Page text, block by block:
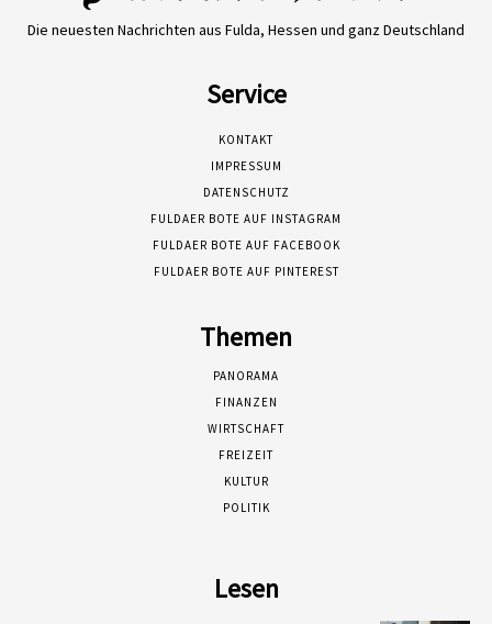
Die neuesten Nachrichten aus Fulda, Hessen und ganz Deutschland
Service
KONTAKT
IMPRESSUM
DATENSCHUTZ
FULDAER BOTE AUF INSTAGRAM
FULDAER BOTE AUF FACEBOOK
FULDAER BOTE AUF PINTEREST
Themen
PANORAMA
FINANZEN
WIRTSCHAFT
FREIZEIT
KULTUR
POLITIK
Lesen